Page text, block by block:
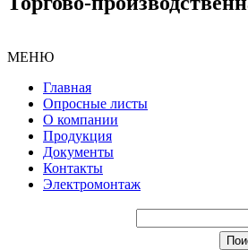
МЕНЮ
Главная
Опросные листы
О компании
Продукция
Документы
Контакты
Электромонтаж